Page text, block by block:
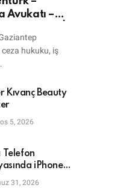
Avukatı –
hukuku, iş
Kıvanç Beauty
5, 2026
Telefon
iPhone
En Doğru Adres
31, 2026